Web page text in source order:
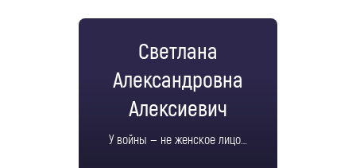
Светлана
Александровна
Алексиевич
У войны — не женское лицо…